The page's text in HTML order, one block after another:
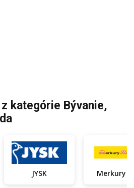
kategórie Bývanie,
JYSK